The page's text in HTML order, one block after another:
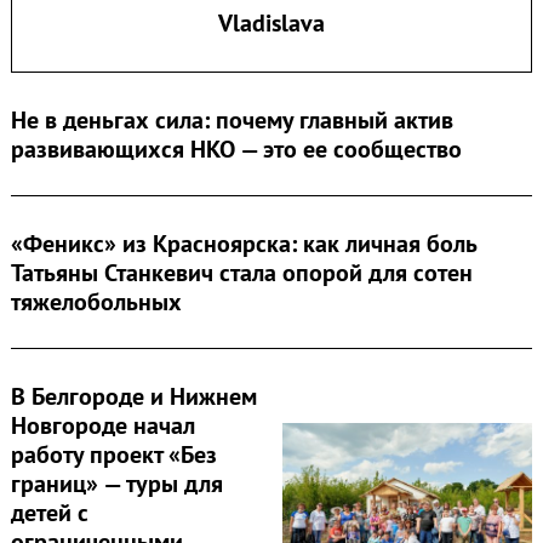
Vladislava
Не в деньгах сила: почему главный актив
развивающихся НКО — это ее сообщество
«Феникс» из Красноярска: как личная боль
Татьяны Станкевич стала опорой для сотен
тяжелобольных
В Белгороде и Нижнем
Новгороде начал
работу проект «Без
границ» — туры для
детей с
Search
for: